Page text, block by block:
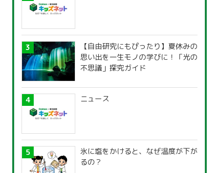
【自由研究にもぴったり】夏休みの
思い出を一生モノの学びに！「光の
不思議」探究ガイド
ニュース
氷に塩をかけると、なぜ温度が下が
るの？